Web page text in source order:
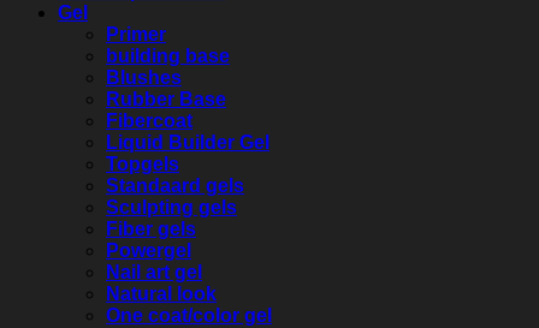
Gel
Primer
building base
Blushes
Rubber Base
Fibercoat
Liquid Builder Gel
Topgels
Standaard gels
Sculpting gels
Fiber gels
Powergel
Nail art gel
Natural look
One coat/color gel